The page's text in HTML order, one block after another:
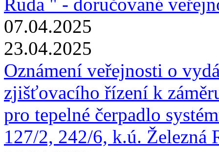
07.04.2025
23.04.2025
Oznámení veřejnosti o
zjišťovacího řízení k
pro tepelné čerpadlo
127/2, 242/6, k.ú. Železná